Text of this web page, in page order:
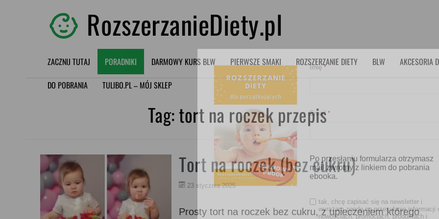
RozszerzanieDiety.pl
ZACZNIJ TUTAJ PORADNIKI DARMOWY KURS BLW PIERWSZE SMAKI ROZSZERZANIE DIETY BLW
AKCESORIA
DO POBRANIA
TULIBO.PL – MÓJ SKLEP
Tag:tort na roczek przepis
Tort na roczek (bez cukru)
23 stycznia 2025
Prosty tort na roczek bez cukru, z upieczeniem którego
Imię*
Email *
Po przesłaniu formularza otrzymasz
mail zwrotny z linkiem do pobrania
ebooka.
tak, chcę zapisać się na newsletter i
wyrażam zgodę na przesyłanie informacji
nowościach, promocjach, produktach i